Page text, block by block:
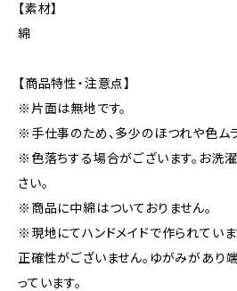
【素材】
綿
【商品特性・注意点】
※片面は無地です。
※手仕事のため、多少のほつれや色ム
※色落ちする場合がございます。お洗
さい。
※商品に中綿はついておりません。
※現地にてハンドメイドで作られてい
正確性がございません。ゆがみがあり
っています。